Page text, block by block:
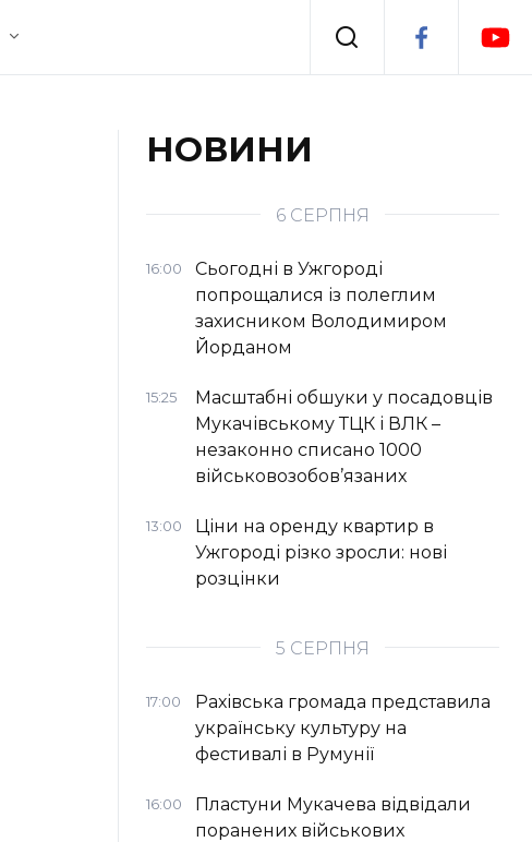
Події
НОВИНИ
6 СЕРПНЯ
16:00
Сьогодні в Ужгороді
попрощалися із полеглим
захисником Володимиром
Йорданом
15:25
Масштабні обшуки у посадовців
Мукачівському ТЦК і ВЛК –
незаконно списано 1000
військовозобов’язаних
13:00
Ціни на оренду квартир в
Ужгороді різко зросли: нові
розцінки
5 СЕРПНЯ
17:00
Рахівська громада представила
українську культуру на
фестивалі в Румунії
16:00
Пластуни Мукачева відвідали
поранених військових